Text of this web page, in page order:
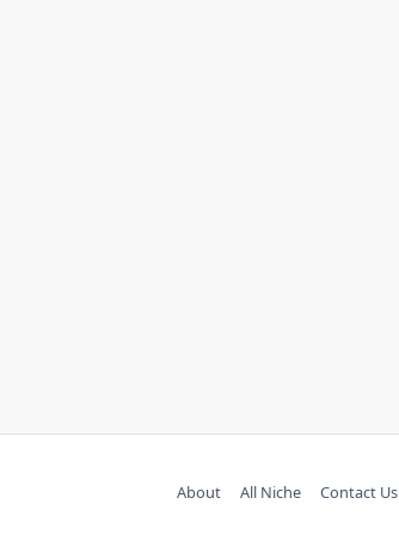
About All Niche Contact Us